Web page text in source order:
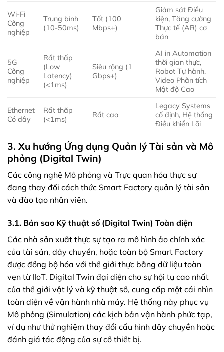
Wi-Fi
Công
nghiệp
Trung bình
(10-50ms)
Tốt (100
Mbps+)
Giám sát Điều
kiện, Tăng cường
Thực tế (AR) cơ
bản
5G
Công
nghiệp
Rất thấp
(Low
Latency)
(<1ms)
Siêu rộng (1
Gbps+)
AI in Automation
thời gian thực,
Robot Tự hành,
Video Phân tích
Mật độ Cao
Ethernet
Có dây
Rất thấp
(<1ms)
Rất cao
Legacy Systems
cố định, Hệ thống
Điều khiển Lõi
3. Xu hướng Ứng dụng Quản lý Tài sản và Mô
phỏng (Digital Twin)
Các công nghệ Mô phỏng và Trực quan hóa thực sự
đang thay đổi cách thức Smart Factory quản lý tài sản
và đào tạo nhân viên.
3.1. Bản sao Kỹ thuật số (Digital Twin) Toàn diện
Các nhà sản xuất thực sự tạo ra mô hình ảo chính xác
của tài sản, dây chuyền, hoặc toàn bộ Smart Factory
được đồng bộ hóa với thế giới thực bằng dữ liệu toàn
vẹn từ IIoT. Digital Twin đại diện cho sự hội tụ cao nhất
của thế giới vật lý và kỹ thuật số, cung cấp một cái nhìn
toàn diện về vận hành nhà máy. Hệ thống này phục vụ
Mô phỏng (Simulation) các kịch bản vận hành phức tạp,
ví dụ như thử nghiệm thay đổi cấu hình dây chuyền hoặc
đánh giá tác động của sự cố thiết bị.